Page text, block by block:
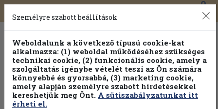
Toggle
navigation
0
Személyre szabott beállítások
Weboldalunk a következő típusú cookie-kat
alkalmazza: (1) weboldal működéséhez szükséges
technikai cookie, (2) funkcionális cookie, amely a
szolgáltatás igénybe vételét teszi az Ön számára
könnyebbé és gyorsabbá, (3) marketing cookie,
amely alapján személyre szabott hirdetésekkel
kereshetjük meg Önt. A sütiszabályzatunkat itt
érheti el.